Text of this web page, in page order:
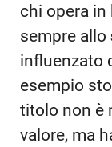
chi opera in
sempre allo
influenzato
esempio
titolo non è
valore, ma